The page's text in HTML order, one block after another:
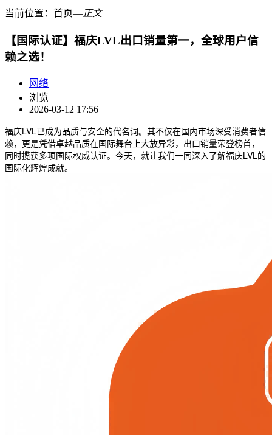
当前位置： 首页―正文
【国际认证】福庆LVL出口销量第一，全球用户信
赖之选！
网络
浏览
2026-03-12 17:56
福庆LVL已成为品质与安全的代名词。其不仅在国内市场深受消费者信
赖，更是凭借卓越品质在国际舞台上大放异彩，出口销量荣登榜首，
同时揽获多项国际权威认证。今天，就让我们一同深入了解福庆LVL的
国际化辉煌成就。